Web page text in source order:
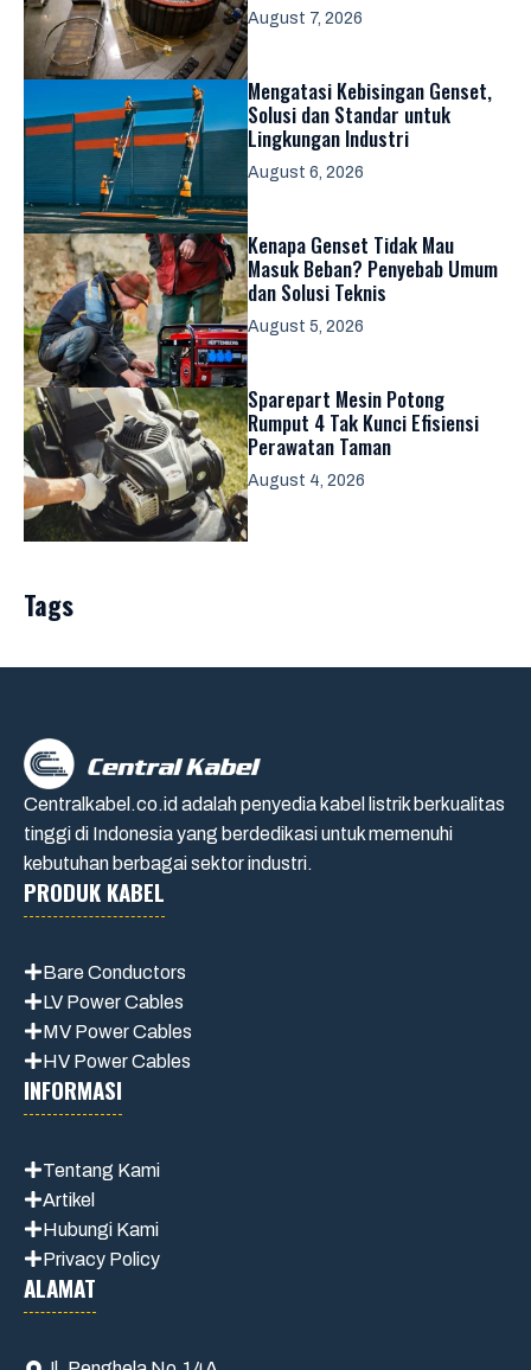
August 7, 2026
Mengatasi Kebisingan Genset,
Solusi dan Standar untuk
Lingkungan Industri
August 6, 2026
Kenapa Genset Tidak Mau
Masuk Beban? Penyebab Umum
dan Solusi Teknis
August 5, 2026
Sparepart Mesin Potong
Rumput 4 Tak Kunci Efisiensi
Perawatan Taman
August 4, 2026
Tags
Centralkabel.co.id adalah penyedia kabel listrik berkualitas
tinggi di Indonesia yang berdedikasi untuk memenuhi
kebutuhan berbagai sektor industri.
PRODUK KABEL
Bare Conductors
LV Power Cables
MV Power Cables
HV Power Cables
INFORMASI
Tentang Kami
Artikel
Hubungi Kami
Privacy Policy
ALAMAT